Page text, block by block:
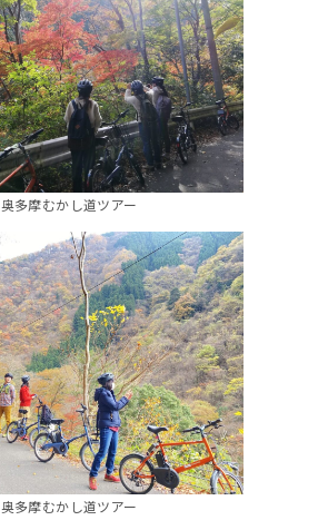
奥多摩むかし道ツアー
奥多摩むかし道ツアー